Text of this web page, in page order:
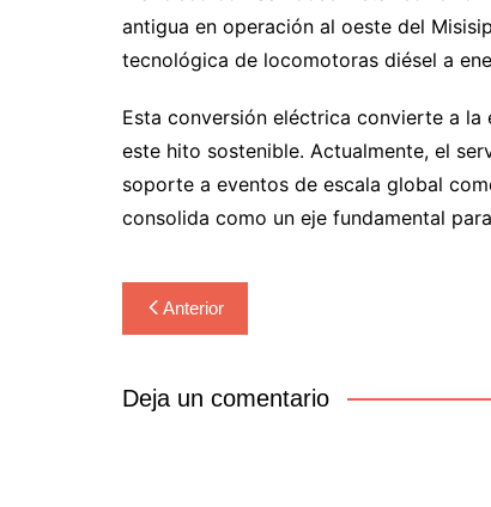
antigua en operación al oeste del
tecnológica de locomotoras diésel a
Esta conversión eléctrica convierte a
este hito sostenible. Actualmente, el
soporte a eventos de escala global
consolida como un eje fundamental
Navegación
de
entradas
Anterior
Deja un comentario